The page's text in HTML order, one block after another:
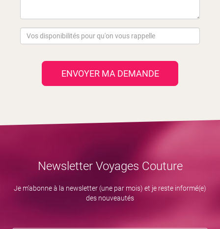
ENVOYER MA DEMANDE
Newsletter Voyages Couture
Je m’abonne à la newsletter (une par mois) et je reste informé(e)
des nouveautés